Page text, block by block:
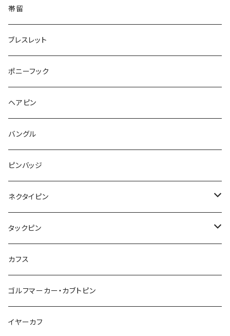
pattern
こいのぼり
マーブル
カメオ
星
鳥
Bubble
Animal
マーブル
こいのぼり
てんとう虫
鳥
食品
Triangle
食品
ハロウィン
カモフラージュ
square
天使
パンダ
レッサーパンダ
ブタ
Pattern
マーメイド
雲
月
惑星
星
唐津土
lip
フルーツ
アイスクリーム
マーブル
音楽
カメオ
くま
コアラ
羊
牛
カメ
house
bag
フルーツ
さくらんぼ
レモン
てんとう虫
野菜
雲
月
惑星
星
こいのぼり
カメラ
音楽
バイオリン
カメオ
Pattern
ガラス
カメラ
リボン
ラリエット
モザイク
ハート
アルファベット
ハロウィン
紐
鳥
animal
lip
フルーツ
パン
ガラス
リボン
マーブル
鳥
星
アルファベット
ハロウィン
帯留
ブレスレット
ポニーフック
ヘアピン
バングル
ピンバッジ
ネクタイピン
結び
スクエア
タックピン
結び
カフス
ゴルフマーカー・カブトピン
イヤーカフ